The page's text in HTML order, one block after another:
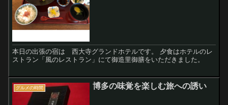
本日の出張の宿は 西大寺グランドホテルです。 夕食はホテルのレ
ストラン「風のレストラン」にて御造里御膳をいただきました。
グルメの時間 博多の味覚を楽しむ旅への誘い